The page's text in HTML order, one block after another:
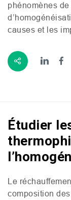
phénomènes
causes et les
Étudier
Le
composition